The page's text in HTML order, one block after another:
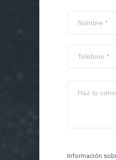
Información